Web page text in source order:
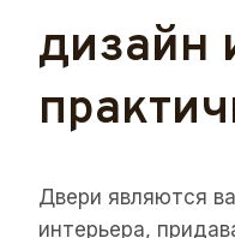
дизайн
Двери являются
интерьера,